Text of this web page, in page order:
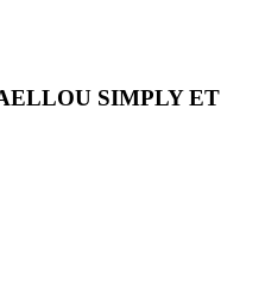
SIMPLY ET